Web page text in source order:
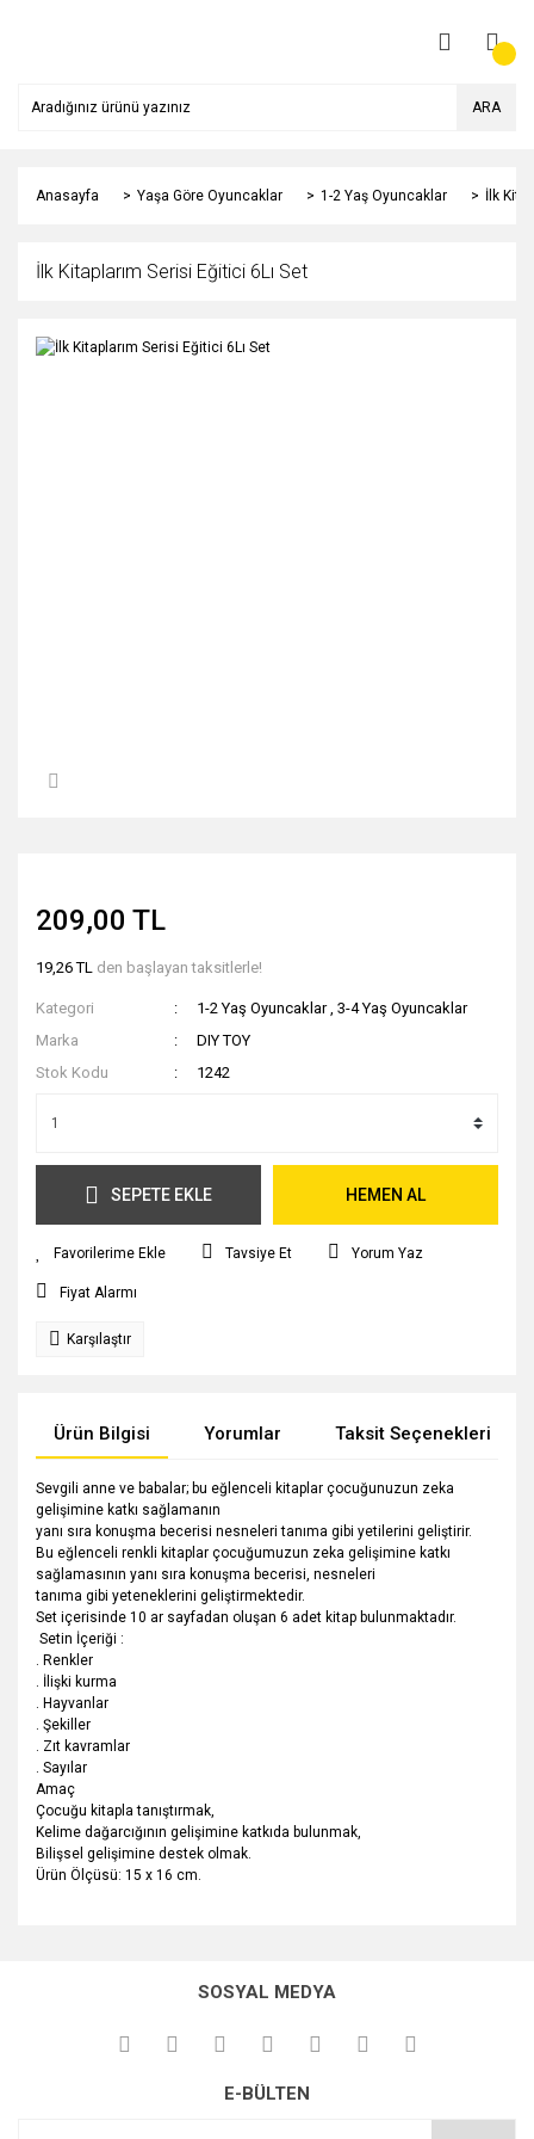
ARA
Anasayfa Yaşa Göre Oyuncaklar 1-2 Yaş Oyuncaklar İlk
İlk Kitaplarım Serisi Eğitici 6Lı Set
209,00 TL
19,26 TL den başlayan taksitlerle!
Kategori 1-2 Yaş Oyuncaklar ,3-4 Yaş Oyuncaklar
Marka
DIY TOY
Stok Kodu
1242
SEPETE EKLE HEMEN AL
Tavsiye Et Yorum Yaz
Fiyat Alarmı
Karşılaştır
Ürün Bilgisi Yorumlar Taksit Seçenekleri
Sevgili anne ve babalar; bu eğlenceli kitaplar çocuğunuzun zeka
gelişimine katkı sağlamanın
yanı sıra konuşma becerisi nesneleri tanıma gibi yetilerini geliştirir.
Bu eğlenceli renkli kitaplar çocuğumuzun zeka gelişimine katkı
sağlamasının yanı sıra konuşma becerisi, nesneleri
tanıma gibi yeteneklerini geliştirmektedir.
Set içerisinde 10 ar sayfadan oluşan 6 adet kitap bulunmaktadır.
Setin İçeriği :
. Renkler
. İlişki kurma
. Hayvanlar
. Şekiller
. Zıt kavramlar
. Sayılar
Amaç
Çocuğu kitapla tanıştırmak,
Kelime dağarcığının gelişimine katkıda bulunmak,
Bilişsel gelişimine destek olmak.
Ürün Ölçüsü: 15 x 16 cm.
kullanarak tarafımıza iletebilirsiniz.
Görüş ve önerileriniz için teşekkür ederiz.
Ürün açıklamasında eksik bilgiler bulunuyor.
SOSYAL MEDYA
E-BÜLTEN